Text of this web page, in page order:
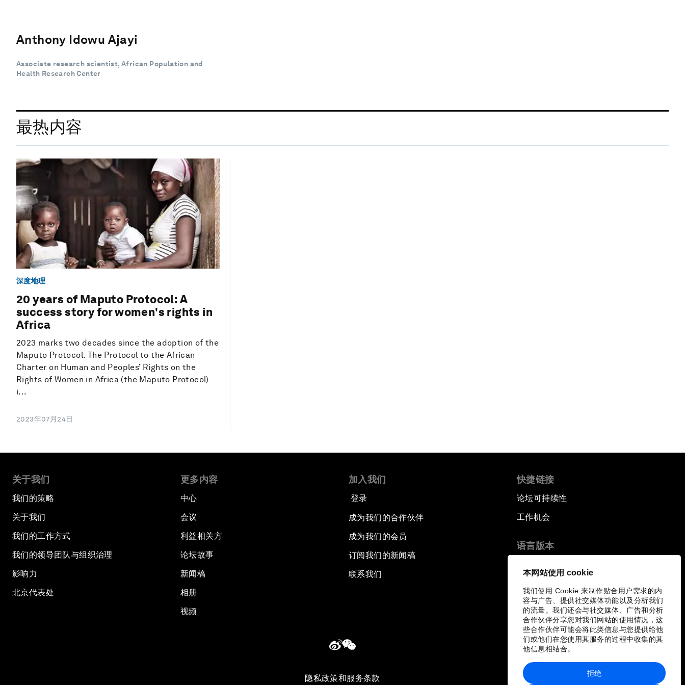
本网站使用 cookie
我们使用 Cookie 来制作贴合用户需求的内
容与广告、提供社交媒体功能以及分析我们
的流量。我们还会与社交媒体、广告和分析
合作伙伴分享您对我们网站的使用情况，这
些合作伙伴可能会将此类信息与您提供给他
们或他们在您使用其服务的过程中收集的其
他信息相结合。
拒绝
Anthony Idowu Ajayi
Associate research scientist, African Population and
Health Research Center
最热内容
深度地理
20 years of Maputo Protocol: A
success story for women's rights in
Africa
2023 marks two decades since the adoption of the
Maputo Protocol. The Protocol to the African
Charter on Human and Peoples’ Rights on the
Rights of Women in Africa (the Maputo Protocol)
i...
2023年07月24日
关于我们
我们的策略
关于我们
我们的工作方式
我们的领导团队与组织治理
影响力
北京代表处
更多内容
中心
会议
利益相关方
论坛故事
新闻稿
相册
视频
加入我们
登录
成为我们的合作伙伴
成为我们的会员
订阅我们的新闻稿
联系我们
快捷链接
论坛可持续性
工作机会
语言版本
隐私政策和服务条款